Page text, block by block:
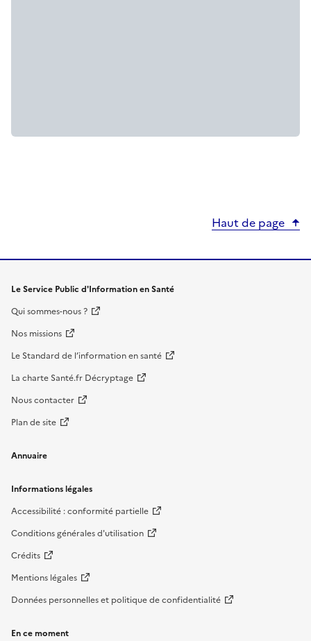
Haut de page
Le Service Public d'Information en Santé
Qui sommes-nous ?
Nos missions
Le Standard de l’information en santé
La charte Santé.fr Décryptage
Nous contacter
Plan de site
Annuaire
Informations légales
Accessibilité : conformité partielle
Conditions générales d'utilisation
Crédits
Mentions légales
Données personnelles et politique de confidentialité
En ce moment